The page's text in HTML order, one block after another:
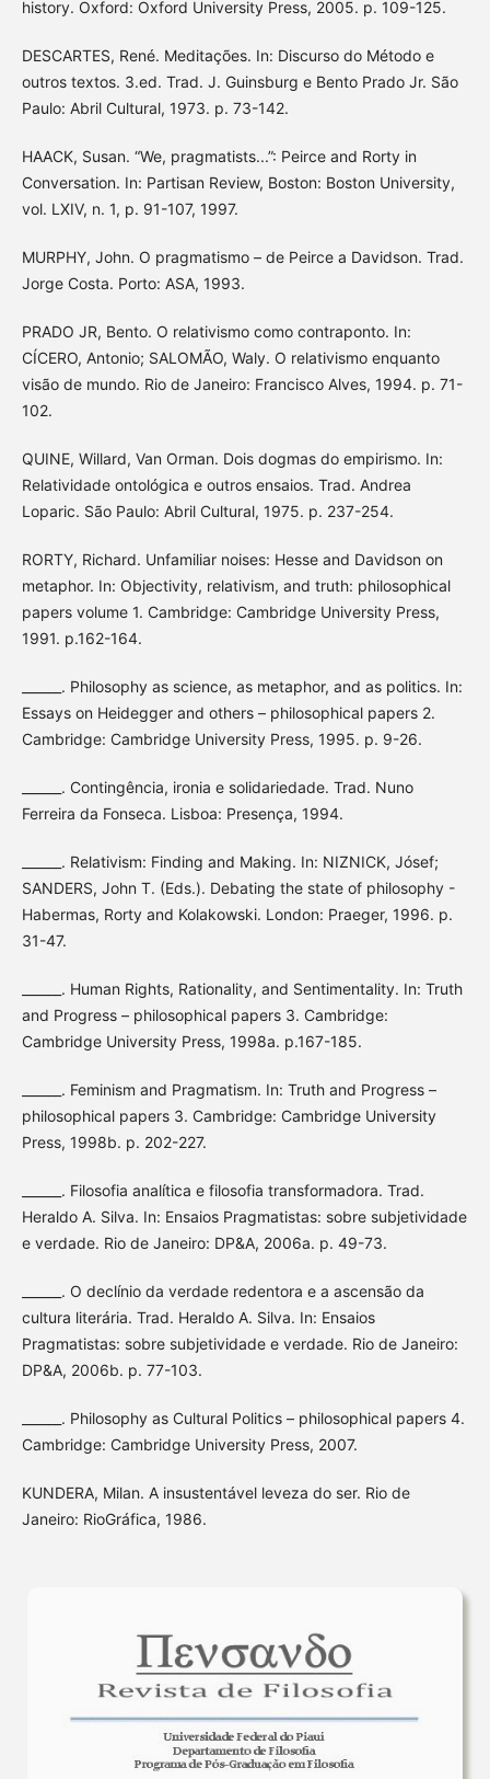
history. Oxford: Oxford University Press, 2005. p. 109-125.
DESCARTES, René. Meditações. In: Discurso do Método e
outros textos. 3.ed. Trad. J. Guinsburg e Bento Prado Jr. São
Paulo: Abril Cultural, 1973. p. 73-142.
HAACK, Susan. “We, pragmatists...”: Peirce and Rorty in
Conversation. In: Partisan Review, Boston: Boston University,
vol. LXIV, n. 1, p. 91-107, 1997.
MURPHY, John. O pragmatismo – de Peirce a Davidson. Trad.
Jorge Costa. Porto: ASA, 1993.
PRADO JR, Bento. O relativismo como contraponto. In:
CÍCERO, Antonio; SALOMÃO, Waly. O relativismo enquanto
visão de mundo. Rio de Janeiro: Francisco Alves, 1994. p. 71-
102.
QUINE, Willard, Van Orman. Dois dogmas do empirismo. In:
Relatividade ontológica e outros ensaios. Trad. Andrea
Loparic. São Paulo: Abril Cultural, 1975. p. 237-254.
RORTY, Richard. Unfamiliar noises: Hesse and Davidson on
metaphor. In: Objectivity, relativism, and truth: philosophical
papers volume 1. Cambridge: Cambridge University Press,
1991. p.162-164.
______. Philosophy as science, as metaphor, and as politics. In:
Essays on Heidegger and others – philosophical papers 2.
Cambridge: Cambridge University Press, 1995. p. 9-26.
______. Contingência, ironia e solidariedade. Trad. Nuno
Ferreira da Fonseca. Lisboa: Presença, 1994.
______. Relativism: Finding and Making. In: NIZNICK, Jósef;
SANDERS, John T. (Eds.). Debating the state of philosophy -
Habermas, Rorty and Kolakowski. London: Praeger, 1996. p.
31-47.
______. Human Rights, Rationality, and Sentimentality. In: Truth
and Progress – philosophical papers 3. Cambridge:
Cambridge University Press, 1998a. p.167-185.
______. Feminism and Pragmatism. In: Truth and Progress –
philosophical papers 3. Cambridge: Cambridge University
Press, 1998b. p. 202-227.
______. Filosofia analítica e filosofia transformadora. Trad.
Heraldo A. Silva. In: Ensaios Pragmatistas: sobre subjetividade
e verdade. Rio de Janeiro: DP&A, 2006a. p. 49-73.
______. O declínio da verdade redentora e a ascensão da
cultura literária. Trad. Heraldo A. Silva. In: Ensaios
Pragmatistas: sobre subjetividade e verdade. Rio de Janeiro:
DP&A, 2006b. p. 77-103.
______. Philosophy as Cultural Politics – philosophical papers 4.
Cambridge: Cambridge University Press, 2007.
KUNDERA, Milan. A insustentável leveza do ser. Rio de
Janeiro: RioGráfica, 1986.